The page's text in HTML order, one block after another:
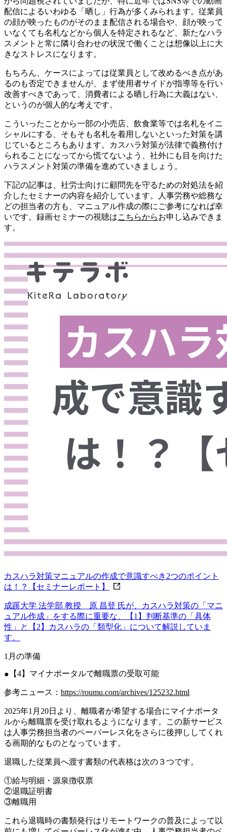
配信によるいわゆる「晒し」行為が多くみられます。従業員
の顔が映ったものがそのまま配信される場合や、顔が映って
いなくても名札などから個人を特定されるなど、新たなハラ
スメントと常に隣り合わせの状況で働くことは想像以上に大
きなストレスになります。
もちろん、ケースによっては従業員として改めるべき点があ
るのも否定できませんが、まず使用者サイドが指導等を行い
改善すべきであって、消費者による晒し行為に大義はない、
というのが個人的な考えです。
こういったことから一部の小売店、飲食業等では名札をイニ
シャルにする、そもそも名札を着用しないといった対策を講
じているところもあります。
カスハラ対策が法律で義務付け
られることになってから慌てないよう、社外にも目を向けた
ハラスメント対策の準備を進めていきましょう。
下記の記事は、 社労士向けに顧問先を守るための対処法を紹
介したセミナーの内容を紹介しています。
人事労務や総務な
どの担当者の方も、マニュアル作成の際にご参考になれば幸
いです。 録画セミナーの視聴はこちらからお申し込みできま
す。
カスハラ対策マニュアルの作成で意識すべき2つのポイント
は！？【セミナーレポート】
成蹊大学 法学部 教授 原 昌登 氏が、カスハラ対策の「マニ
ュアル作成」をする際に重要な、【1】判断基準の「具体
性」と【2】カスハラの「類型化」について解説していま
す。
1月の準備
【4】マイナポータルで離職票の受取可能
参考ニュース： https://roumu.com/archives/125232.html
2025年1月20日より、離職者が希望する場合にマイナポータ
ルから離職票を受け取れるようになります。この新サービス
は人事労務担当者のペーパーレス化をさらに後押ししてくれ
る画期的なものとなっています。
退職した従業員へ渡す書類の代表格は次の３つです。
①給与明細・源泉徴収票
②退職証明書
③離職用
これら退職時の書類発行はリモートワークの普及によって以